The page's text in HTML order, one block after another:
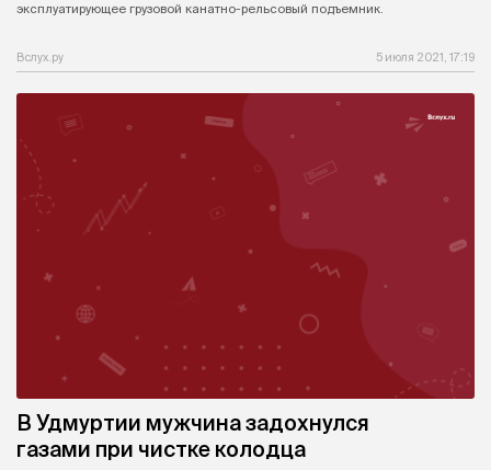
эксплуатирующее грузовой канатно-рельсовый подъемник.
Вслух.ру 5 июля 2021, 17:19
В Удмуртии мужчина задохнулся
газами при чистке колодца